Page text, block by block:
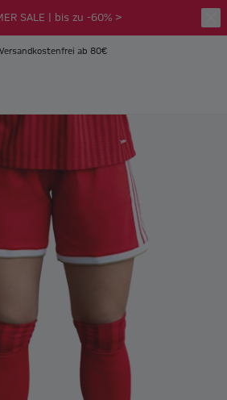
SALE | bis zu -60% >
Versandkostenfrei ab 80€